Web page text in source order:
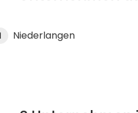
Niederlangen